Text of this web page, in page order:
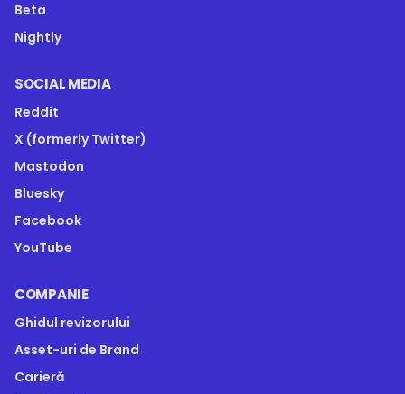
Beta
Nightly
SOCIAL MEDIA
Reddit
X (formerly Twitter)
Mastodon
Bluesky
Facebook
YouTube
COMPANIE
Ghidul revizorului
Asset-uri de Brand
Carieră